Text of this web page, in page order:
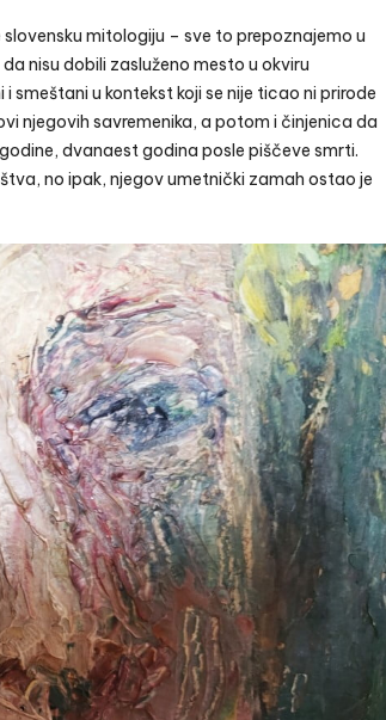
mitologiju – sve to prepoznajemo u
nisu dobili zasluženo mesto u okviru
smeštani u kontekst koji se nije ticao ni prirode
njegovih savremenika, a potom i činjenica da
dvanaest godina posle piščeve smrti.
no ipak, njegov umetnički zamah ostao je